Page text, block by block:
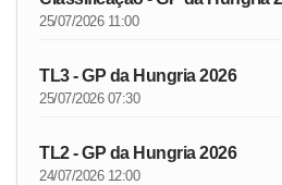
25/07/2026 11:00
TL3 - GP da Hungria 2026
25/07/2026 07:30
TL2 - GP da Hungria 2026
24/07/2026 12:00